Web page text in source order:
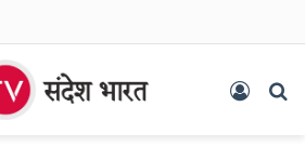
Log In